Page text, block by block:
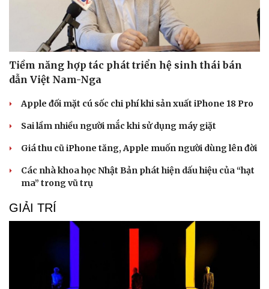
Tiềm năng hợp tác phát triển hệ sinh thái bán
dẫn Việt Nam-Nga
Apple đối mặt cú sốc chi phí khi sản xuất iPhone 18 Pro
Sai lầm nhiều người mắc khi sử dụng máy giặt
Giá thu cũ iPhone tăng, Apple muốn người dùng lên đời
Các nhà khoa học Nhật Bản phát hiện dấu hiệu của “hạt
ma” trong vũ trụ
GIẢI TRÍ